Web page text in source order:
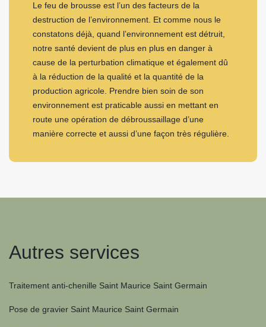
Le feu de brousse est l’un des facteurs de la
destruction de l’environnement. Et comme nous le
constatons déjà, quand l’environnement est détruit,
notre santé devient de plus en plus en danger à
cause de la perturbation climatique et également dû
à la réduction de la qualité et la quantité de la
production agricole. Prendre bien soin de son
environnement est praticable aussi en mettant en
route une opération de débroussaillage d’une
manière correcte et aussi d’une façon très régulière.
Autres services
Traitement anti-chenille Saint Maurice Saint Germain
Pose de gravier Saint Maurice Saint Germain